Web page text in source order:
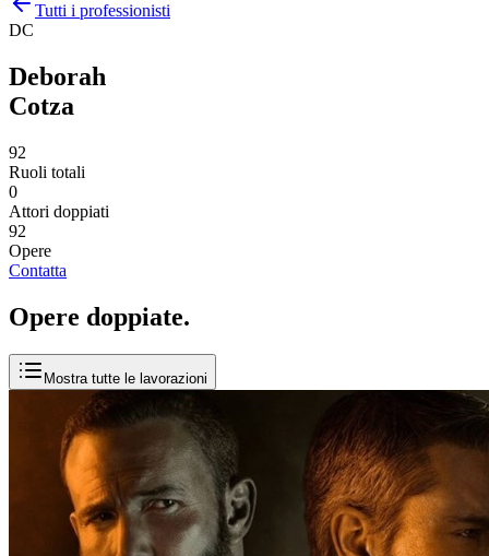
Tutti i professionisti
DC
Deborah
Cotza
92
Ruoli totali
0
Attori doppiati
92
Opere
Contatta
Opere doppiate.
Mostra tutte le lavorazioni